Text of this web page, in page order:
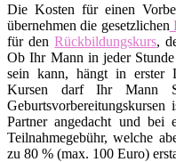
Die Kosten für einen
übernehmen die gesetzlichen
für denRückbildungskurs,
Ob Ihr Mann in jeder
sein kann, hängt in erster
Kursen darf Ihr Mann
Partner angedacht und
Teilnahmegebühr, welche
zu 80 % (max. 100 Euro)